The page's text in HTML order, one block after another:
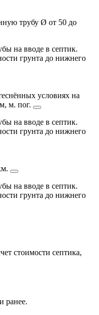
трубу Ø от 50 до
на вводе в септик.
грунта до нижнего
условиях на
м. пог.
на вводе в септик.
грунта до нижнего
на вводе в септик.
грунта до нижнего
стоимости септика,
ранее.